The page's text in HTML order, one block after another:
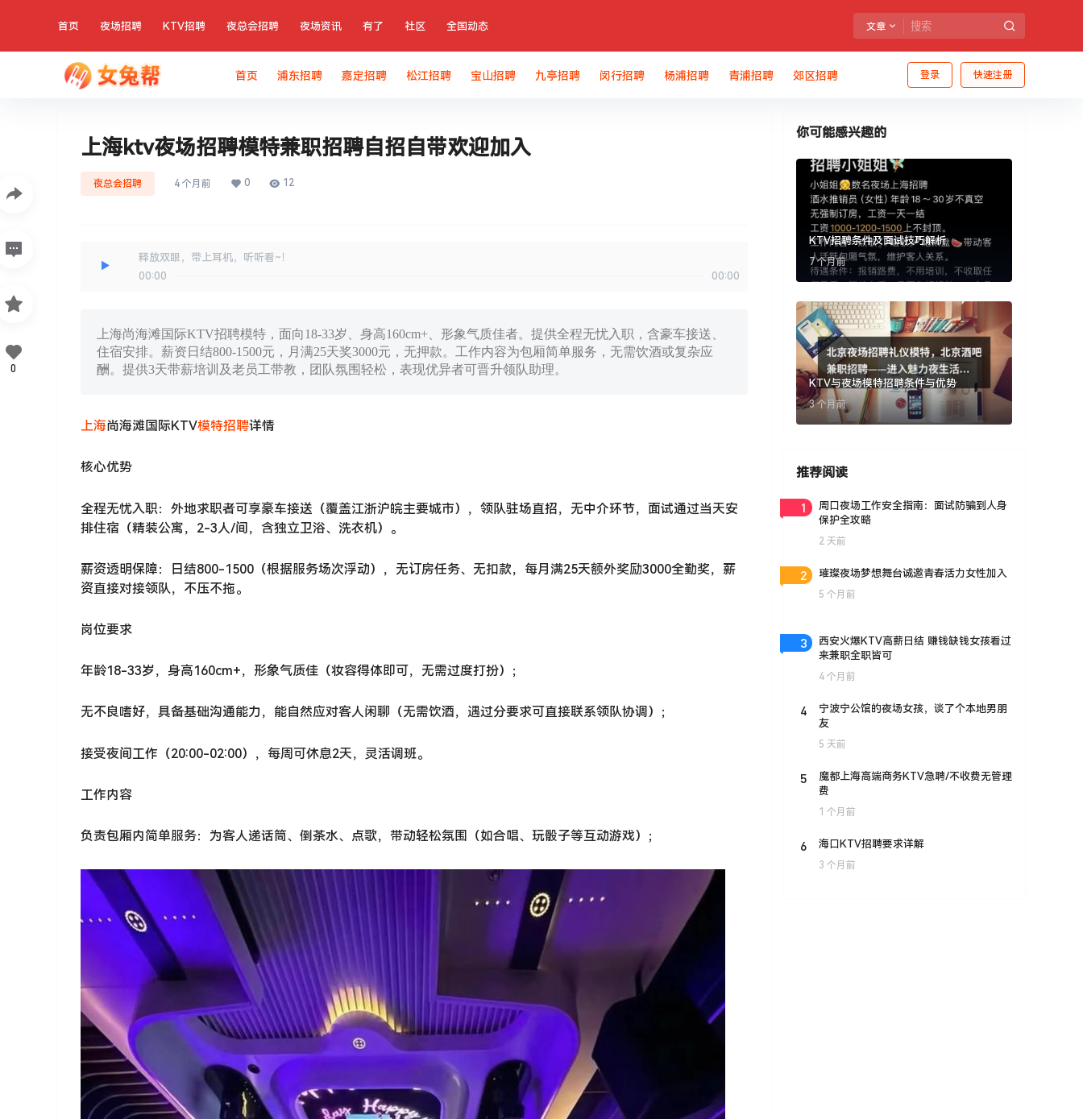
首页 夜场招聘 KTV招聘 夜总会招聘 夜场资讯 有了 社区 全国动态 文章
登录 快速注册
首页 浦东招聘 嘉定招聘 松江招聘 宝山招聘 九亭招聘 闵行招聘 杨浦招聘 青浦招聘 郊区招聘
上海ktv夜场招聘模特兼职招聘自招自带欢迎加入
夜总会招聘 4 个月前 0 12
释放双眼，带上耳机，听听看~！
00:00
00:00
上海尚海滩国际KTV招聘模特，面向18-33岁、身高160cm+、形象气质佳者。提供全程无忧入职，含豪车接送、
住宿安排。薪资日结800-1500元，月满25天奖3000元，无押款。工作内容为包厢简单服务，无需饮酒或复杂应
酬。提供3天带薪培训及老员工带教，团队氛围轻松，表现优异者可晋升领队助理。
上海尚海滩国际KTV模特招聘详情
核心优势
全程无忧入职：外地求职者可享豪车接送（覆盖江浙沪皖主要城市），领队驻场直招，无中介环节，面试通过当天安
排住宿（精装公寓，2-3人/间，含独立卫浴、洗衣机）。
薪资透明保障：日结800-1500（根据服务场次浮动），无订房任务、无扣款，每月满25天额外奖励3000全勤奖，薪
资直接对接领队，不压不拖。
岗位要求
年龄18-33岁，身高160cm+，形象气质佳（妆容得体即可，无需过度打扮）；
无不良嗜好，具备基础沟通能力，能自然应对客人闲聊（无需饮酒，遇过分要求可直接联系领队协调）；
接受夜间工作（20:00-02:00），每周可休息2天，灵活调班。
工作内容
负责包厢内简单服务：为客人递话筒、倒茶水、点歌，带动轻松氛围（如合唱、玩骰子等互动游戏）；
0
你可能感兴趣的
KTV招聘条件及面试技巧解析
7 个月前
KTV与夜场模特招聘条件与优势
3 个月前
推荐阅读
1
周口夜场工作安全指南：面试防骗到人身
保护全攻略
2 天前
2 璀璨夜场梦想舞台诚邀青春活力女性加入
5 个月前
3
西安火爆KTV高薪日结 赚钱缺钱女孩看过
来兼职全职皆可
4 个月前
4
宁波宁公馆的夜场女孩，谈了个本地男朋
友
5 天前
5
魔都上海高端商务KTV急聘/不收费无管理
费
1 个月前
6 海口KTV招聘要求详解
3 个月前